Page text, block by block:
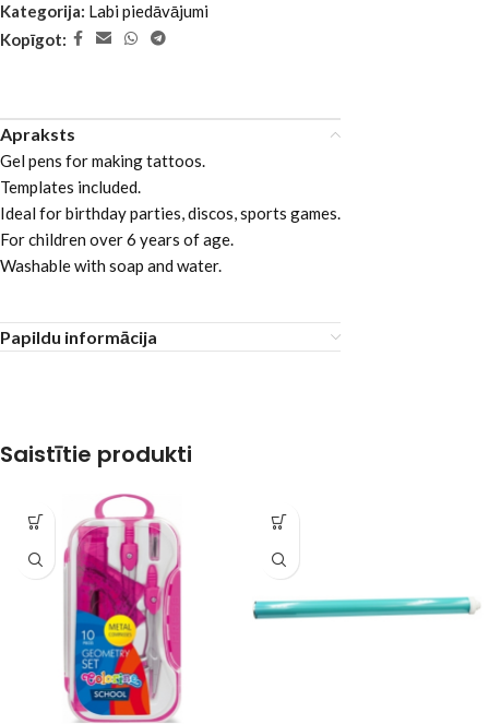
Kategorija: Labi piedāvājumi
Kopīgot:
Apraksts
Gel pens for making tattoos.
Templates included.
Ideal for birthday parties, discos, sports games.
For children over 6 years of age.
Washable with soap and water.
Papildu informācija
Saistītie produkti